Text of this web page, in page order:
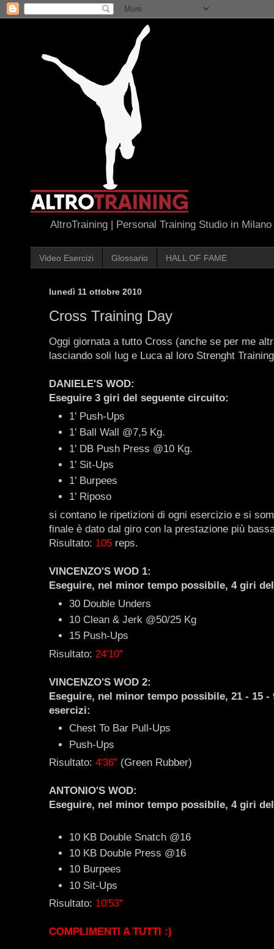
AltroTraining | Personal Training Studio in Milano
Video Esercizi Glossario HALL OF FAME
lunedì 11 ottobre 2010
Cross Training Day
Oggi giornata a tutto Cross (anche se per me
lasciando soli Iug e Luca al loro Strenght
DANIELE'S WOD:
Eseguire 3 giri del seguente circuito:
1' Push-Ups
1' Ball Wall @7,5 Kg.
1' DB Push Press @10 Kg.
1' Sit-Ups
1' Burpees
1' Riposo
si contano le ripetizioni di ogni esercizio e si
finale è dato dal giro con la prestazione più
Risultato: 105 reps.
VINCENZO'S WOD 1:
Eseguire, nel minor tempo possibile, 4 giri
30 Double Unders
10 Clean & Jerk @50/25 Kg
15 Push-Ups
Risultato: 24'10"
VINCENZO'S WOD 2:
Eseguire, nel minor tempo possibile, 21 - 15
esercizi:
Chest To Bar Pull-Ups
Push-Ups
Risultato: 4'36" (Green Rubber)
ANTONIO'S WOD:
Eseguire, nel minor tempo possibile, 4 giri
10 KB Double Snatch @16
10 KB Double Press @16
10 Burpees
10 Sit-Ups
Risultato: 10'53"
COMPLIMENTI A TUTTI :)